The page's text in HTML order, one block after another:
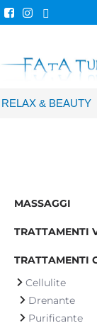
RELAX & BEAUTY
MASSAGGI
TRATTAMENTI
TRATTAMENTI
Cellulite
Drenante
Purificante